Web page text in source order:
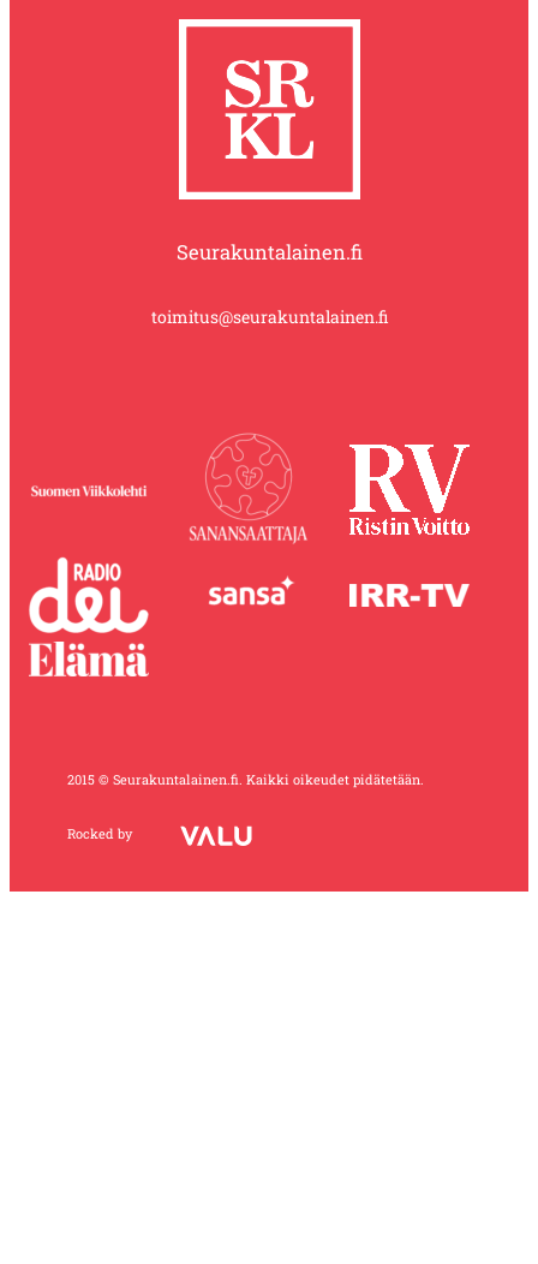
Seurakuntalainen.fi
toimitus@seurakuntalainen.fi
2015 © Seurakuntalainen.fi. Kaikki oikeudet pidätetään.
Rocked by